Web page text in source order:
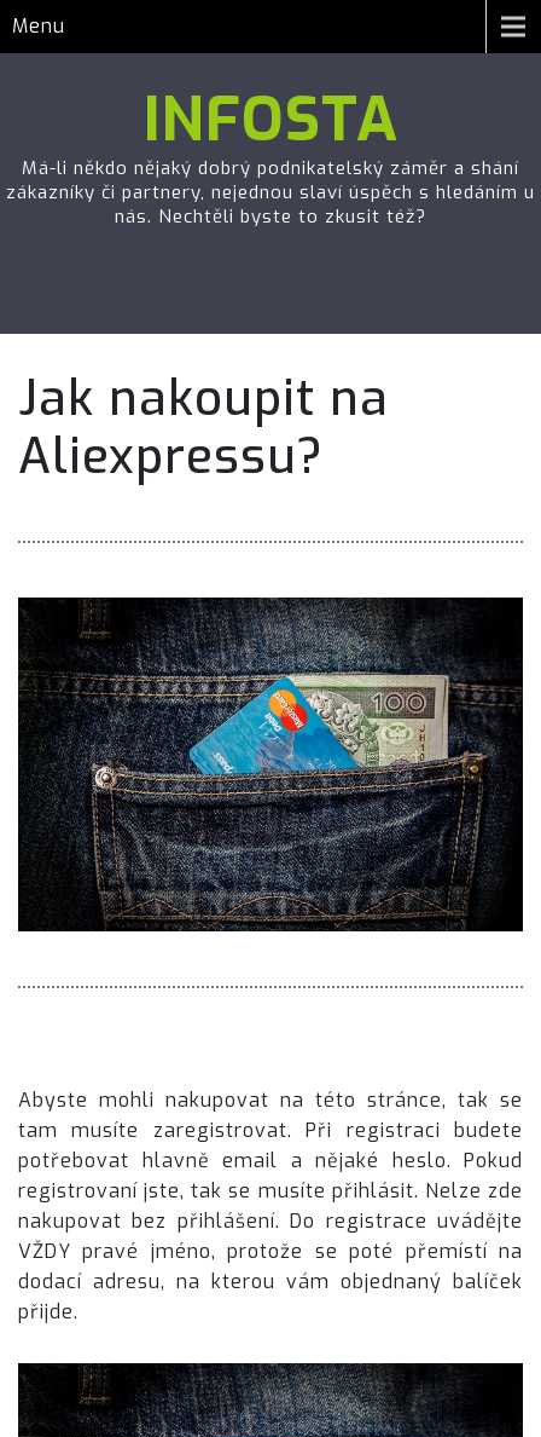
Menu
INFOSTA
Má-li někdo nějaký dobrý podnikatelský záměr a shání
zákazníky či partnery, nejednou slaví úspěch s hledáním u
nás. Nechtěli byste to zkusit též?
Jak nakoupit na
Aliexpressu?
Abyste mohli nakupovat na této stránce, tak se
tam musíte zaregistrovat. Při registraci budete
potřebovat hlavně email a nějaké heslo. Pokud
registrovaní jste, tak se musíte přihlásit. Nelze zde
nakupovat bez přihlášení. Do registrace uvádějte
VŽDY pravé jméno, protože se poté přemístí na
dodací adresu, na kterou vám objednaný balíček
přijde.